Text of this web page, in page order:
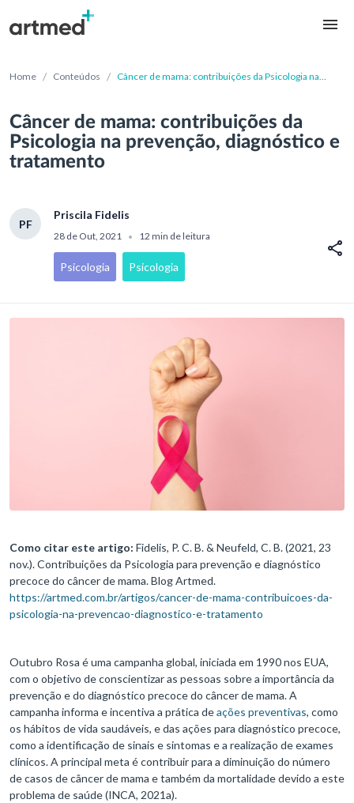
Home / Conteúdos / Câncer de mama: contribuições da Psicologia na
Câncer de mama: contribuições da
Psicologia na prevenção, diagnóstico e
tratamento
PF
Priscila Fidelis
28 de Out, 2021 • 12 min de leitura
Psicologia Psicologia
Como citar este artigo: Fidelis, P. C. B. & Neufeld, C. B. (2021, 23
nov.). Contribuições da Psicologia para prevenção e diagnóstico
precoce do câncer de mama. Blog Artmed.
https://artmed.com.br/artigos/cancer-de-mama-contribuicoes-da-
psicologia-na-prevencao-diagnostico-e-tratamento
Outubro Rosa é uma campanha global, iniciada em 1990 nos EUA,
com o objetivo de conscientizar as pessoas sobre a importância da
prevenção e do diagnóstico precoce do câncer de mama. A
campanha informa e incentiva a prática deações preventivas, como
os hábitos de vida saudáveis, e das ações para diagnóstico precoce,
como a identificação de sinais e sintomas e a realização de exames
clínicos. A principal meta é contribuir para a diminuição do número
de casos de câncer de mama e também da mortalidade devido a este
problema de saúde (INCA, 2021a).